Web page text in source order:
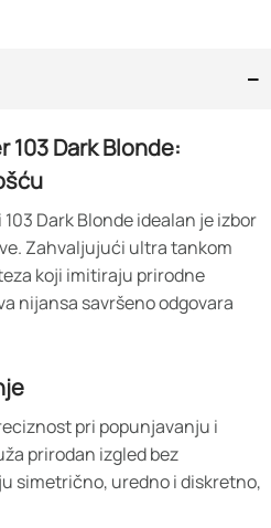
103 Dark Blonde:
Dark Blonde idealan je izbor
Zahvaljujući ultra tankom
koji imitiraju prirodne
nijansa savršeno odgovara
pri popunjavanju i
prirodan izgled bez
simetrično, uredno i diskretno,